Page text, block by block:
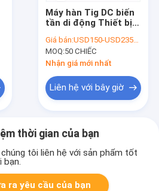
Máy hàn Tig DC biến
tần di động Thiết bị
Giá bán:USD150-USD235/PC
MOQ:50 CHIẾC
Nhận giá mới nhất
Liên hệ với bây giờ
thời gian của bạn
tôi liên hệ với sản phẩm tốt
bạn.
ra yêu cầu của bạn